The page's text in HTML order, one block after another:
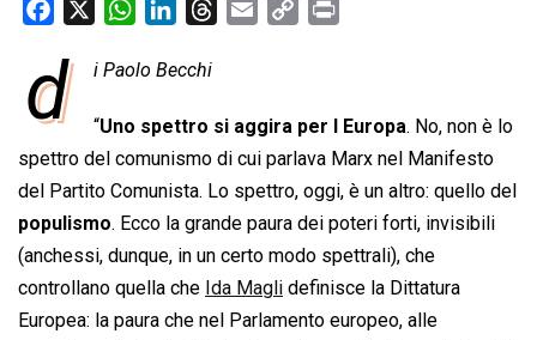
c
e
o
o
k
W
a
s
A
p
p
n
e
d
I
n
a
d
s
l
L
i
n
k
t
d i Paolo Becchi
“Uno spettro si aggira per l Europa. No, non è lo
spettro del comunismo di cui parlava Marx nel Manifesto
del Partito Comunista. Lo spettro, oggi, è un altro: quello del
populismo. Ecco la grande paura dei poteri forti, invisibili
(anchessi, dunque, in un certo modo spettrali), che
controllano quella che Ida Magli definisce la Dittatura
Europea: la paura che nel Parlamento europeo, alle